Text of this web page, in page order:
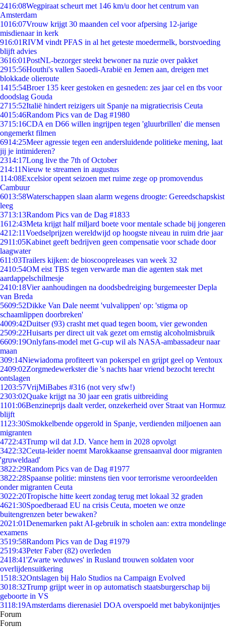
2416:08Wegpiraat scheurt met 146 km/u door het centrum van
Amsterdam
1016:07Vrouw krijgt 30 maanden cel voor afpersing 12-jarige
misdienaar in kerk
916:01RIVM vindt PFAS in al het geteste moedermelk, borstvoeding
blijft advies
3616:01PostNL-bezorger steekt bewoner na ruzie over pakket
2915:56Houthi's vallen Saoedi-Arabië en Jemen aan, dreigen met
blokkade olieroute
1415:54Broer 135 keer gestoken en gesneden: zes jaar cel en tbs voor
doodslag Gouda
2715:52Italië hindert reizigers uit Spanje na migratiecrisis Ceuta
4015:46Random Pics van de Dag #1980
3715:16CDA en D66 willen ingrijpen tegen 'gluurbrillen' die mensen
ongemerkt filmen
6914:25Meer agressie tegen een andersluidende politieke mening, laat
jij je intimideren?
2314:17Long live the 7th of October
214:11Nieuw te streamen in augustus
114:08Excelsior opent seizoen met ruime zege op promovendus
Cambuur
6013:58Waterschappen slaan alarm wegens droogte: Gereedschapskist
leeg
3713:13Random Pics van de Dag #1833
1612:43Meta krijgt half miljard boete voor mentale schade bij jongeren
4212:11Voedselprijzen wereldwijd op hoogste niveau in ruim drie jaar
2911:05Kabinet geeft bedrijven geen compensatie voor schade door
laagwater
611:03Trailers kijken: de bioscoopreleases van week 32
2410:54OM eist TBS tegen verwarde man die agenten stak met
aardappelschilmesje
2410:18Vier aanhoudingen na doodsbedreiging burgemeester Depla
van Breda
5609:52Dikke Van Dale neemt 'vulvalippen' op: 'stigma op
schaamlippen doorbreken'
4009:42Duitser (93) crasht met quad tegen boom, vier gewonden
2509:22Huisarts per direct uit vak gezet om ernstig alcoholmisbruik
6609:19Onlyfans-model met G-cup wil als NASA-ambassadeur naar
maan
309:14Niewiadoma profiteert van pokerspel en grijpt geel op Ventoux
2409:02Zorgmedewerkster die 's nachts haar vriend bezocht terecht
ontslagen
1203:57VrijMiBabes #316 (not very sfw!)
2303:02Quake krijgt na 30 jaar een gratis uitbreiding
1101:06Benzineprijs daalt verder, onzekerheid over Straat van Hormuz
blijft
11 23:30Smokkelbende opgerold in Spanje, verdienden miljoenen aan
migranten
4722:43Trump wil dat J.D. Vance hem in 2028 opvolgt
3422:32Ceuta-leider noemt Marokkaanse grensaanval door migranten
'gruweldaad'
3822:29Random Pics van de Dag #1977
3822:28Spaanse politie: minstens tien voor terrorisme veroordeelden
onder migranten Ceuta
3022:20Tropische hitte keert zondag terug met lokaal 32 graden
4621:30Spoedberaad EU na crisis Ceuta, moeten we onze
buitengrenzen beter bewaken?
2021:01Denemarken pakt AI-gebruik in scholen aan: extra mondelinge
examens
3519:58Random Pics van de Dag #1979
2519:43Peter Faber (82) overleden
2418:41'Zwarte weduwes' in Rusland trouwen soldaten voor
overlijdensuitkering
1518:32Ontslagen bij Halo Studios na Campaign Evolved
3018:32Trump grijpt weer in op automatisch staatsburgerschap bij
geboorte in VS
3118:19Amsterdams dierenasiel DOA overspoeld met babykonijntjes
Forum
Forum